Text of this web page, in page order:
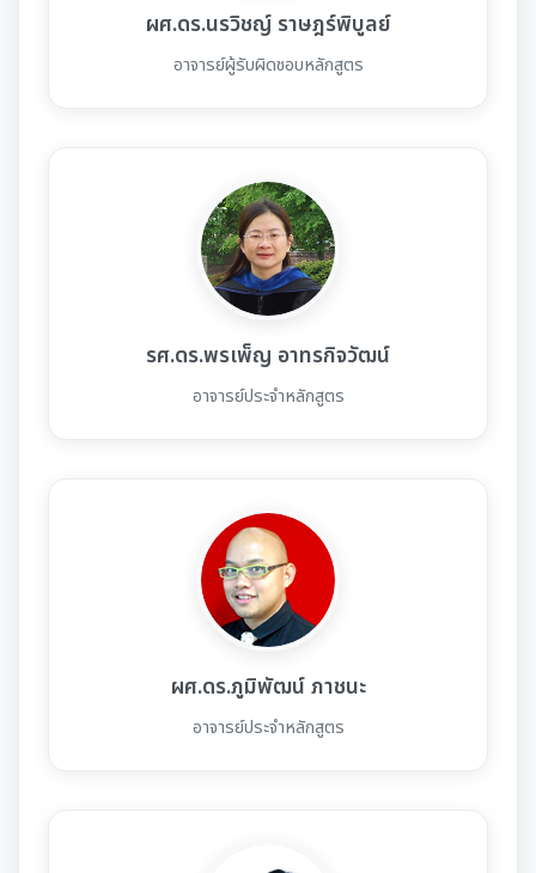
ผศ.ดร.นรวิชญ์ ราษฎร์พิบูลย์
อาจารย์ผู้รับผิดชอบหลักสูตร
รศ.ดร.พรเพ็ญ อาทรกิจวัฒน์
อาจารย์ประจำหลักสูตร
ผศ.ดร.ภูมิพัฒน์ ภาชนะ
อาจารย์ประจำหลักสูตร